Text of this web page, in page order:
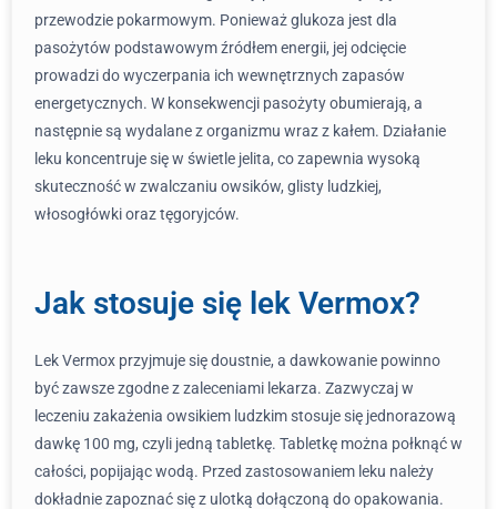
przewodzie pokarmowym. Ponieważ glukoza jest dla
pasożytów podstawowym źródłem energii, jej odcięcie
prowadzi do wyczerpania ich wewnętrznych zapasów
energetycznych. W konsekwencji pasożyty obumierają, a
następnie są wydalane z organizmu wraz z kałem. Działanie
leku koncentruje się w świetle jelita, co zapewnia wysoką
skuteczność w zwalczaniu owsików, glisty ludzkiej,
włosogłówki oraz tęgoryjców.
Jak stosuje się lek Vermox?
Lek Vermox przyjmuje się doustnie, a dawkowanie powinno
być zawsze zgodne z zaleceniami lekarza. Zazwyczaj w
leczeniu zakażenia owsikiem ludzkim stosuje się jednorazową
dawkę 100 mg, czyli jedną tabletkę. Tabletkę można połknąć w
całości, popijając wodą. Przed zastosowaniem leku należy
dokładnie zapoznać się z ulotką dołączoną do opakowania.